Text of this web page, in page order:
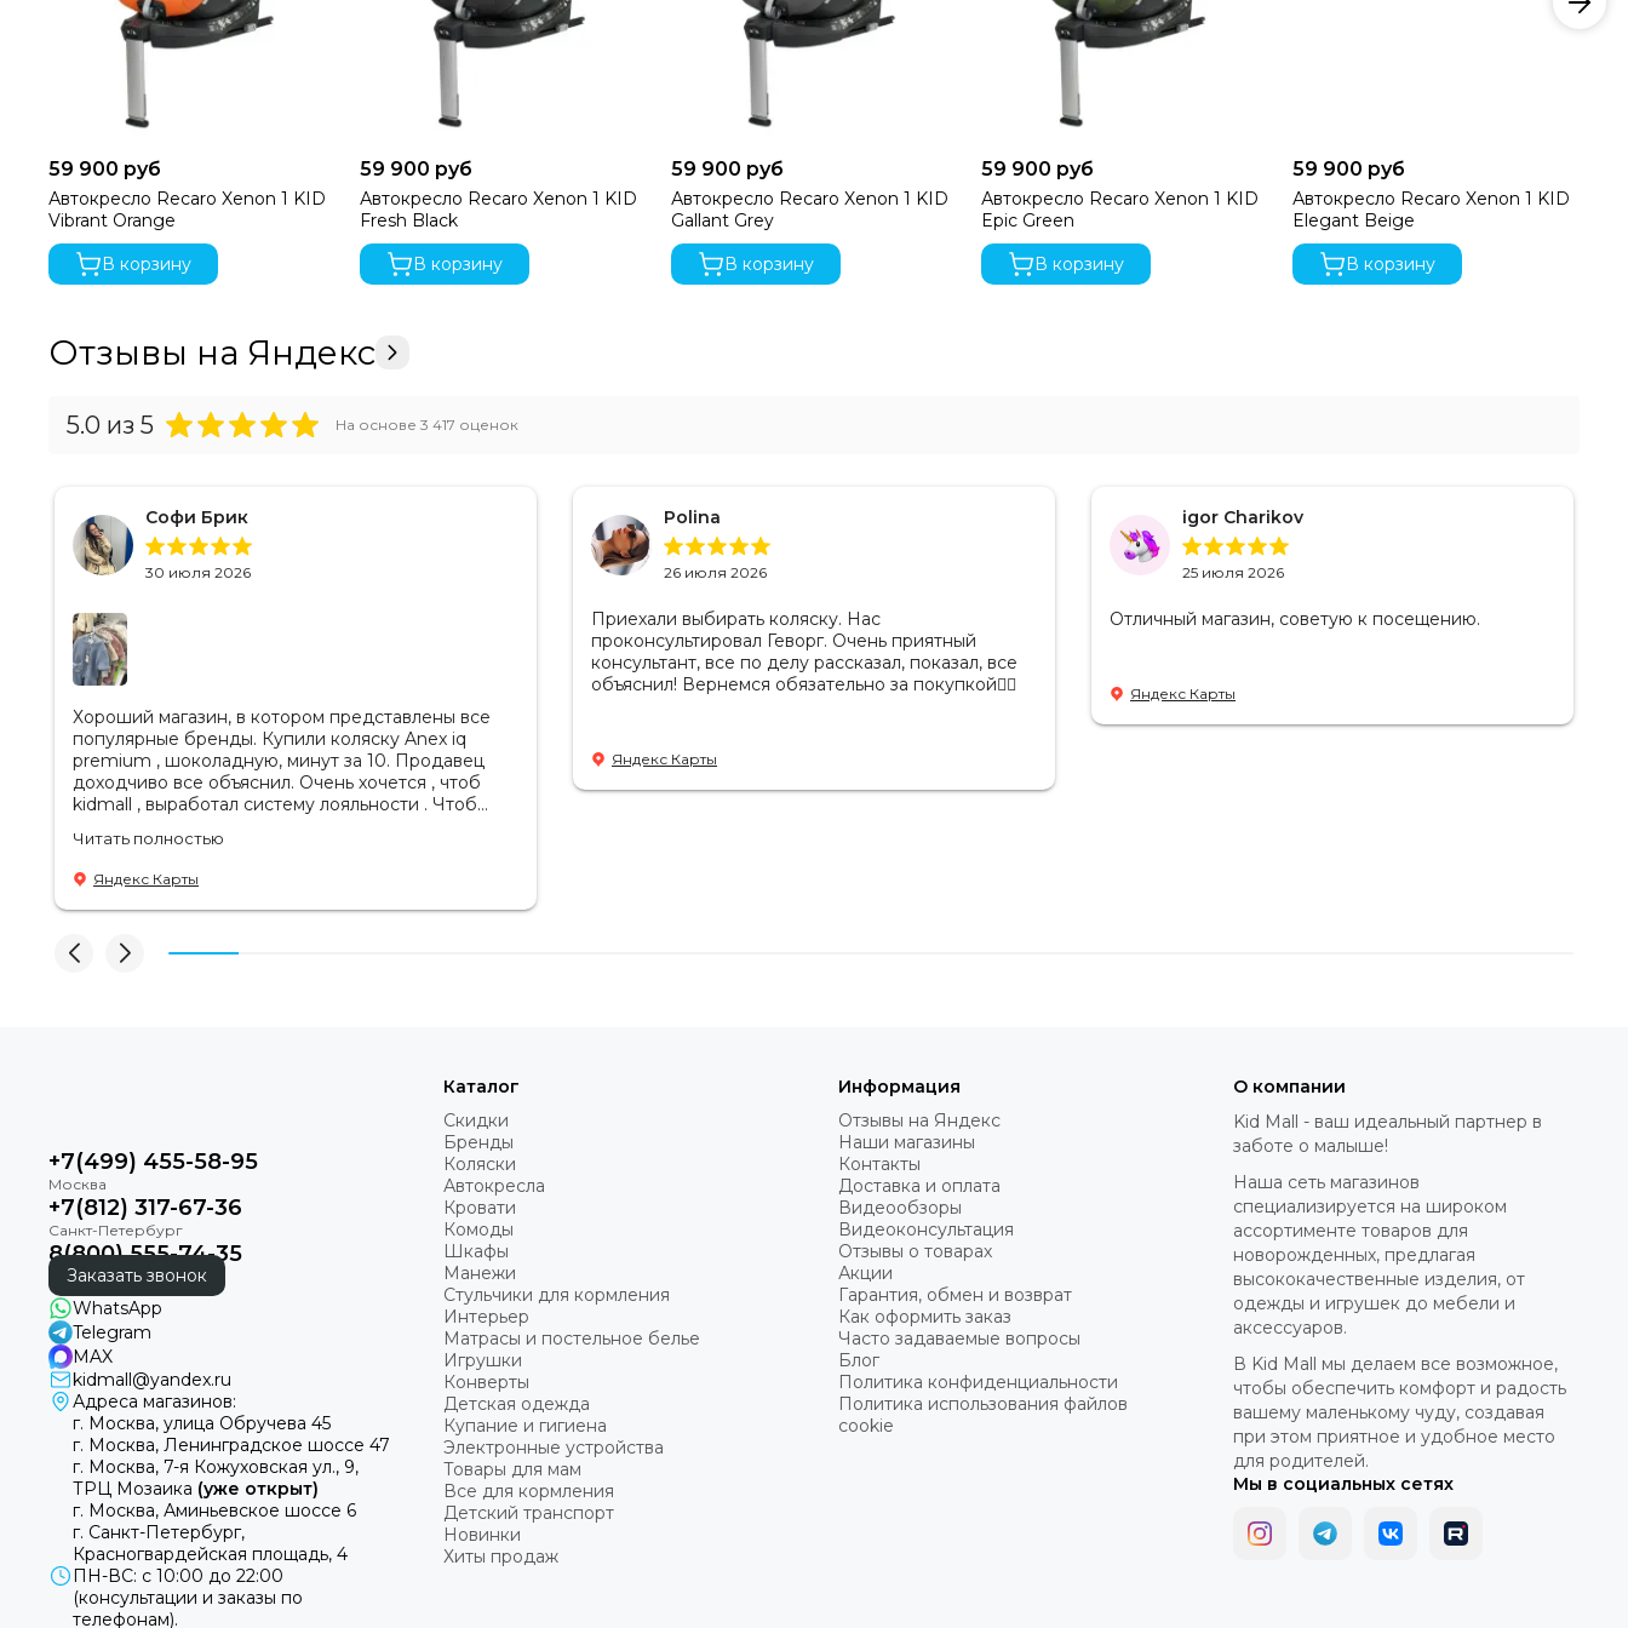
59 900 руб
Автокресло Recaro Xenon 1 KID
Vibrant Orange
В корзину
59 900 руб
Автокресло Recaro Xenon 1 KID
Fresh Black
В корзину
59 900 руб
Автокресло Recaro Xenon 1 KID
Gallant Grey
В корзину
59 900 руб
Автокресло Recaro Xenon 1 KID
Epic Green
В корзину
59 900 руб
Автокресло Recaro Xenon 1 KID
Elegant Beige
В корзину
Отзывы на Яндекс
5.0 из 5 На основе 3 417 оценок
Софи Брик
30 июля 2026
Хороший магазин, в котором представлены все
популярные бренды. Купили коляску Anex iq
premium , шоколадную, минут за 10. Продавец
доходчиво все объяснил. Очень хочется , чтоб
kidmall , выработал систему лояльности . Чтоб
Читать полностью
Яндекс Карты
Polina
26 июля 2026
Приехали выбирать коляску. Нас
проконсультировал Геворг. Очень приятный
консультант, все по делу рассказал, показал, все
объяснил! Вернемся обязательно за покупкой👌🏻
Яндекс Карты
igor Charikov
25 июля 2026
Отличный магазин, советую к посещению.
Яндекс Карты
+7(499) 455-58-95
+7(812) 317-67-36
8(800) 555-74-35
Заказать звонок
WhatsApp
Telegram
MAX
kidmall@yandex.ru
Адреса магазинов:
г. Москва, улица Обручева 45
г. Москва, Ленинградское шоссе 47
г. Москва, 7-я Кожуховская ул., 9,
ТРЦ Мозаика (уже открыт)
г. Москва, Аминьевское шоссе 6
г. Санкт-Петербург,
Красногвардейская площадь, 4
ПН-ВС: с 10:00 до 22:00
(консультации и заказы по
телефонам).
Каталог
Скидки
Бренды
Коляски
Автокресла
Кровати
Комоды
Шкафы
Манежи
Стульчики для кормления
Интерьер
Матрасы и постельное белье
Игрушки
Конверты
Детская одежда
Купание и гигиена
Электронные устройства
Товары для мам
Все для кормления
Детский транспорт
Новинки
Хиты продаж
Информация
Отзывы на Яндекс
Наши магазины
Контакты
Доставка и оплата
Видеообзоры
Видеоконсультация
Отзывы о товарах
Акции
Гарантия, обмен и возврат
Как оформить заказ
Часто задаваемые вопросы
Блог
Политика конфиденциальности
Политика использования файлов
cookie
О компании
Kid Mall - ваш идеальный партнер в
заботе о малыше!
Наша сеть магазинов
специализируется на широком
ассортименте товаров для
новорожденных, предлагая
высококачественные изделия, от
одежды и игрушек до мебели и
аксессуаров.
В Kid Mall мы делаем все возможное,
чтобы обеспечить комфорт и радость
вашему маленькому чуду, создавая
при этом приятное и удобное место
для родителей.
Мы в социальных сетях